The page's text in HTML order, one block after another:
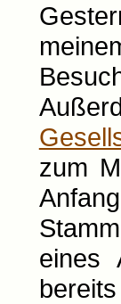
zum
eines